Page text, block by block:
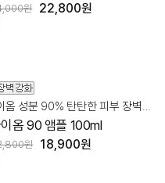
원 22,800원
비피다 바이옴 성분 90% 탄탄한 피부 장벽 관리에 도움
비피다 바이옴 90 앰플 100ml
원 18,900원